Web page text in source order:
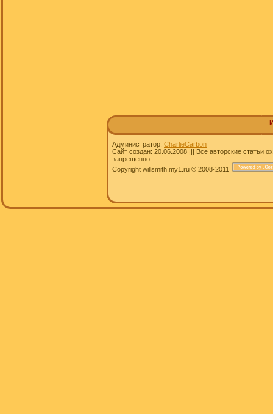
Администратор: CharlieCarbon
Сайт создан: 20.06.2008 ||| Все авторские статьи
запрещенно.
Copyright willsmith.my1.ru © 2008-2011